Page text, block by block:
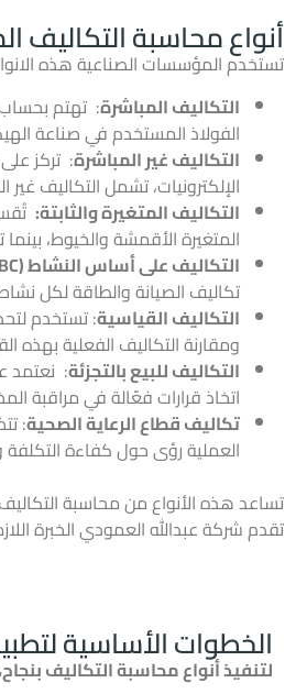
أنواع محاسبة
تستخدم المؤسسات الصناعية هذه
التكاليف المباشرة: تهتم بحساب
الفولاذ المستخدم في صناعة
التكاليف غير المباشرة: تركز
الإلكترونيات، تشمل التكاليف
التكاليف المتغيرة والثابتة:
المتغيرة الأقمشة والخيوط، بينما
التكاليف على أساس النشاط (ABC)
تكاليف الصيانة والطاقة لكل
التكاليف القياسية: تستخدم
ومقارنة التكاليف الفعلية بهذه
التكاليف للبيع بالتجزئة: نعتمد
اتخاذ قرارات فعّالة في مراقبة
تكاليف قطاع الرعاية الصحية:
العملية رؤى حول كفاءة
تساعد هذه الأنواع من محاسبة
تقدم شركة عبدالله العمودي الخبرة
الخطوات الأساسية
لتنفيذ أنواع محاسبة التكاليف